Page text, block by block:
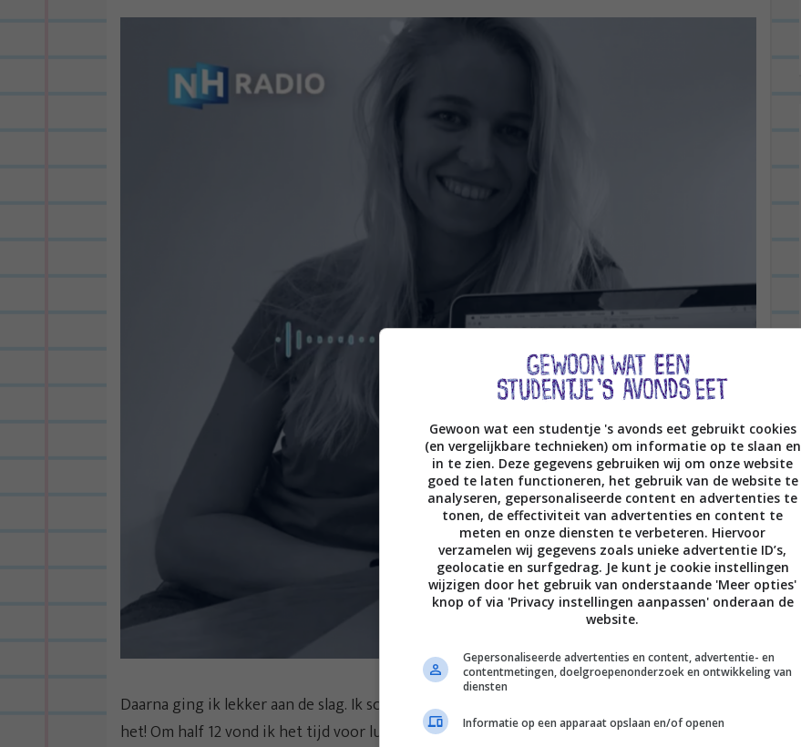
Daarna ging ik lekker aan de slag. Ik schreef m’n dagboek, reageerde op wat mails en dat was
het! Om half 12 vond ik het tijd voor lunch in het zonnetje buiten…
Gewoon wat een studentje 's avonds eet gebruikt cookies
(en vergelijkbare technieken) om informatie op te slaan en
in te zien. Deze gegevens gebruiken wij om onze website
goed te laten functioneren, het gebruik van de website te
analyseren, gepersonaliseerde content en advertenties te
tonen, de effectiviteit van advertenties en content te
meten en onze diensten te verbeteren. Hiervoor
verzamelen wij gegevens zoals unieke advertentie ID’s,
geolocatie en surfgedrag. Je kunt je cookie instellingen
wijzigen door het gebruik van onderstaande 'Meer opties'
knop of via 'Privacy instellingen aanpassen' onderaan de
website.
Gepersonaliseerde advertenties en content, advertentie- en
contentmetingen, doelgroepenonderzoek en ontwikkeling van
diensten
Informatie op een apparaat opslaan en/of openen